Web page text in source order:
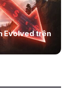
Evolved trên